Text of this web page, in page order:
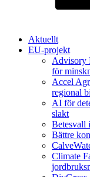
Aktuellt
EU-projekt
Advisory
för
Accel
regional
AI för
slakt
Betesvall
Bättre
Climate